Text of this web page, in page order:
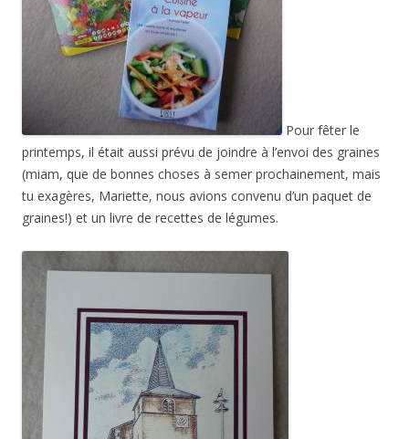
Pour fêter le
printemps, il était aussi prévu de joindre à l’envoi des graines
(miam, que de bonnes choses à semer prochainement, mais
tu exagères, Mariette, nous avions convenu d’un paquet de
graines!) et un livre de recettes de légumes.